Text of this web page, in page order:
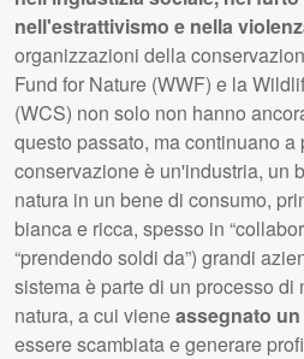
nell'estrattivismo e nella
organizzazioni della
Fund for Nature (WWF) e la
(WCS) non solo non hanno
questo passato, ma continuano a
conservazione è un'industria, un
natura in un bene di consumo,
bianca e ricca, spesso in
“prendendo soldi da”) grandi
sistema è parte di un processo di
natura, a cui vieneassegnato
essere scambiata e generare